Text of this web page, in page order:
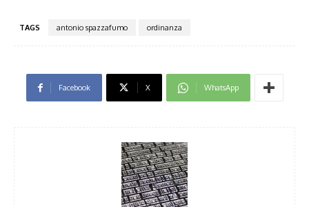
TAGS antonio spazzafumo ordinanza
Facebook X WhatsApp